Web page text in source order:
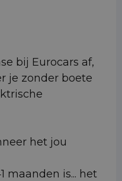
bij Eurocars af,
je zonder boete
het jou
maanden is... het